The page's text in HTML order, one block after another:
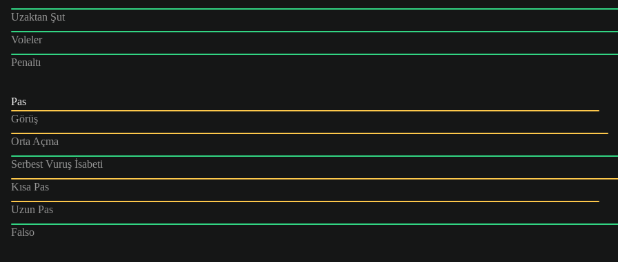
Uzaktan Şut
Voleler
Penaltı
Pas
Görüş
Orta Açma
Serbest Vuruş İsabeti
Kısa Pas
Uzun Pas
Falso